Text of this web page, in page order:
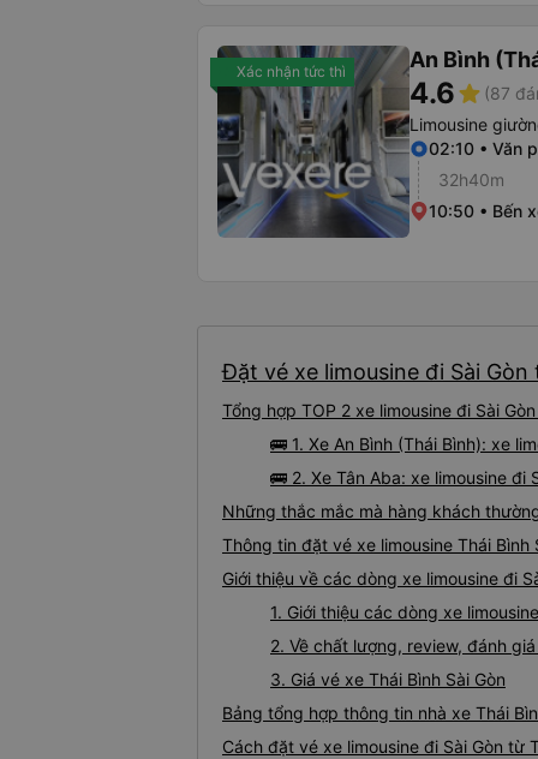
Xác nhận tức thì An Bình
4.6star (87
Limousine
02:10 • Văn
32h40m
10:50 • Bến
Đặt vé xe limousine đi Sài
Tổng hợp TOP 2 xe limousine đi Sài
🚌 1. Xe An Bình (Thái Bình): xe
🚌 2. Xe Tân Aba: xe limousine đi
Những thắc mắc mà hàng khách
Thông tin đặt vé xe limousine Thái Bình
Giới thiệu về các dòng xe limousine đi
1. Giới thiệu các dòng xe
2. Về chất lượng, review, đánh
3. Giá vé xe Thái Bình Sài Gòn
Bảng tổng hợp thông tin nhà xe Thái
Cách đặt vé xe limousine đi Sài Gòn từ